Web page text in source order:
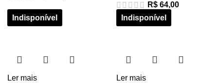
R$ 64,00
Ler mais Ler mais